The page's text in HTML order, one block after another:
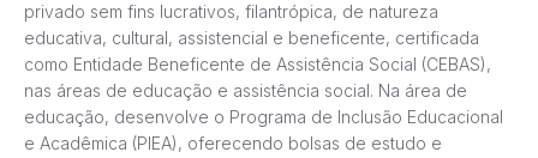
privado sem fins lucrativos, filantrópica, de natureza
educativa, cultural, assistencial e beneficente, certificada
como Entidade Beneficente de Assistência Social (CEBAS),
nas áreas de educação e assistência social. Na área de
educação, desenvolve o Programa de Inclusão Educacional
e Acadêmica (PIEA), oferecendo bolsas de estudo e